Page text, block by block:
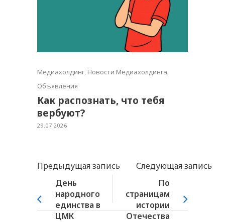
Медиахолдинг, Новости Медиахолдинга,
Объявления
Как распознать, что тебя
вербуют?
29.07.2026
Предыдущая запись
Следующая запись
День
народного
единства в
ЦМК
По
страницам
истории
Отечества